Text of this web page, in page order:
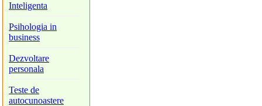
Inteligenta
Psihologia in
business
Dezvoltare
personala
Teste de
autocunoastere